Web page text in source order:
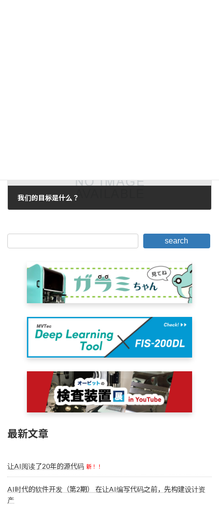
我们的目标是什么？
search
最新文章
让AI阅读了20年的源代码 新！！
AI时代的软件开发（第2期） 在让AI编写代码之前，先构建设计资
产